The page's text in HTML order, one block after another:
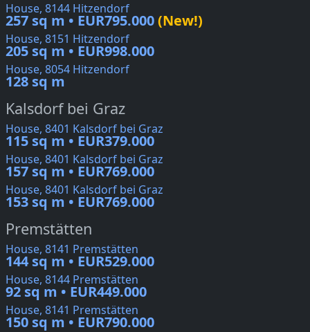
House, 8144 Hitzendorf
257 sq m • EUR795.000(New!)
House, 8151 Hitzendorf
205 sq m • EUR998.000
House, 8054 Hitzendorf
128 sq m
Kalsdorf bei Graz
House, 8401 Kalsdorf bei Graz
115 sq m • EUR379.000
House, 8401 Kalsdorf bei Graz
157 sq m • EUR769.000
House, 8401 Kalsdorf bei Graz
153 sq m • EUR769.000
Premstätten
House, 8141 Premstätten
144 sq m • EUR529.000
House, 8144 Premstätten
92 sq m • EUR449.000
House, 8141 Premstätten
150 sq m • EUR790.000